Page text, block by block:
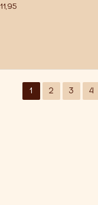
11,95
1 2 3 4